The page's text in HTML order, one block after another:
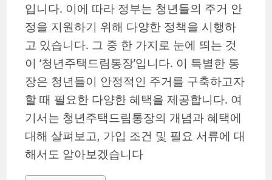
입니다. 이에 따라 정부는 청년들의 주거 안
정을 지원하기 위해 다양한 정책을 시행하
고 있습니다. 그 중 한 가지로 눈에 띄는 것
이 ‘청년주택드림통장’입니다. 이 특별한 통
장은 청년들이 안정적인 주거를 구축하고자
할 때 필요한 다양한 혜택을 제공합니다. 여
기서는 청년주택드림통장의 개념과 혜택에
대해 살펴보고, 가입 조건 및 필요 서류에 대
해서도 알아보겠습니다